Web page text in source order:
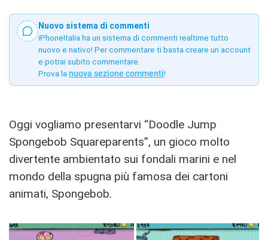
Nuovo sistema di commenti
iPhoneItalia ha un sistema di commenti realtime tutto
nuovo e nativo! Per commentare ti basta creare un account
e potrai subito commentare.
Prova la nuova sezione commenti!
Oggi vogliamo presentarvi “Doodle Jump
Spongebob Squareparents”, un gioco molto
divertente ambientato sui fondali marini e nel
mondo della spugna più famosa dei cartoni
animati, Spongebob.